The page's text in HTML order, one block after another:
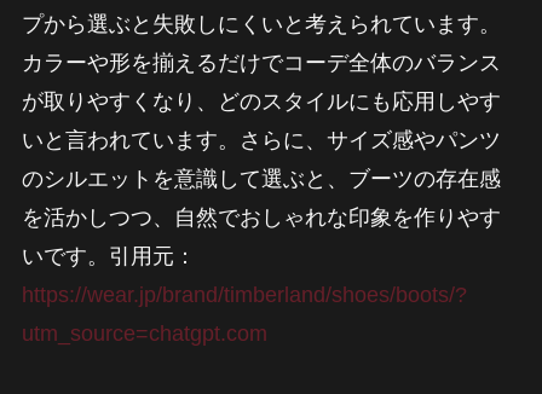
プから選ぶと失敗しにくいと考えられています。
カラーや形を揃えるだけでコーデ全体のバランス
が取りやすくなり、どのスタイルにも応用しやす
いと言われています。さらに、サイズ感やパンツ
のシルエットを意識して選ぶと、ブーツの存在感
を活かしつつ、自然でおしゃれな印象を作りやす
いです。引用元：
https://wear.jp/brand/timberland/shoes/boots/?
utm_source=chatgpt.com